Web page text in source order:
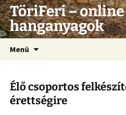
TöriFeri – online
hanganyagok
Menü
Élő csoportos
érettségire